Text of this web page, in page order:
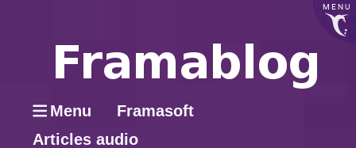
MENU
Menu
Framasoft
Articles audio